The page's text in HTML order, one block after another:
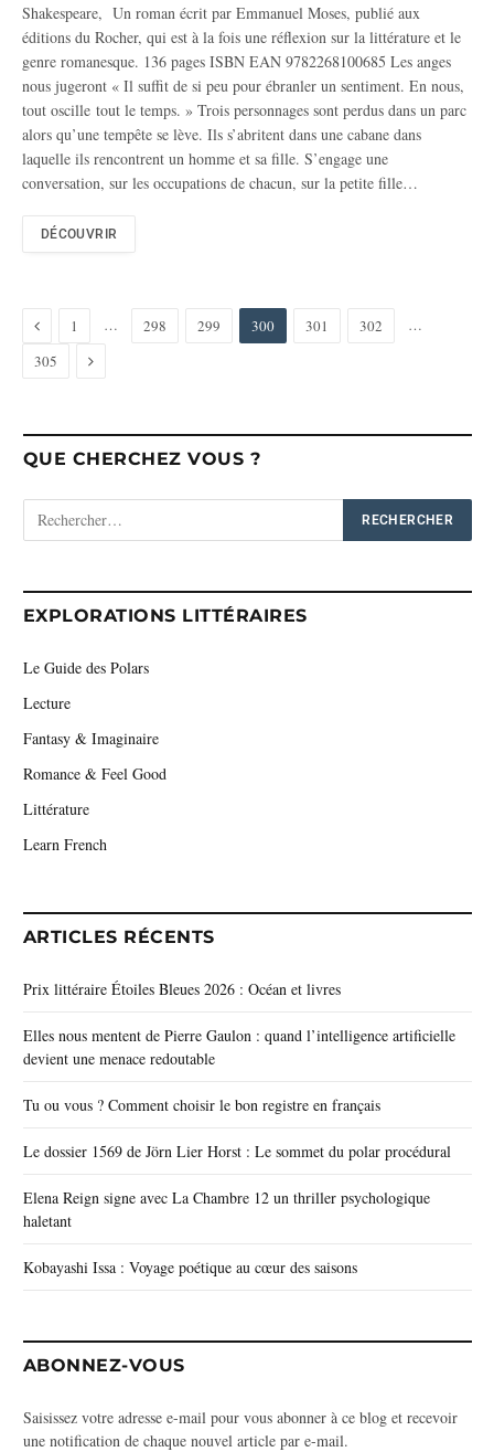
Shakespeare, Un roman écrit par Emmanuel Moses, publié aux
éditions du Rocher, qui est à la fois une réflexion sur la littérature et le
genre romanesque. 136 pages ISBN EAN 9782268100685 Les anges
nous jugeront « Il suffit de si peu pour ébranler un sentiment. En nous,
tout oscille tout le temps. » Trois personnages sont perdus dans un parc
alors qu’une tempête se lève. Ils s’abritent dans une cabane dans
laquelle ils rencontrent un homme et sa fille. S’engage une
conversation, sur les occupations de chacun, sur la petite fille…
DÉCOUVRIR
Previous
1 … 298 299 300 301 302
…
305
Next
QUE CHERCHEZ VOUS ?
EXPLORATIONS LITTÉRAIRES
Le Guide des Polars
Lecture
Fantasy & Imaginaire
Romance & Feel Good
Littérature
Learn French
ARTICLES RÉCENTS
Prix littéraire Étoiles Bleues 2026 : Océan et livres
Elles nous mentent de Pierre Gaulon : quand l’intelligence artificielle
devient une menace redoutable
Tu ou vous ? Comment choisir le bon registre en français
Le dossier 1569 de Jörn Lier Horst : Le sommet du polar procédural
Elena Reign signe avec La Chambre 12 un thriller psychologique
haletant
Kobayashi Issa : Voyage poétique au cœur des saisons
ABONNEZ-VOUS
Saisissez votre adresse e-mail pour vous abonner à ce blog et recevoir
une notification de chaque nouvel article par e-mail.